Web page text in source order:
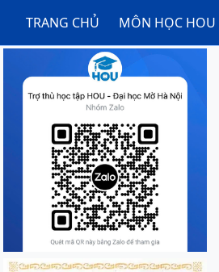
TRANG CHỦ MÔN HỌC HOU